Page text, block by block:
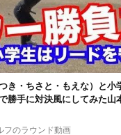
き・ちさと・もえな）と小
勝手に対決風にしてみた山
フのラウンド動画